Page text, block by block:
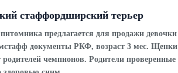
стаффордширский терьер
предлагается для продажи девочки
документы РКФ, возраст 3 мес. Щенки
родителей чемпионов. Родители проверенные